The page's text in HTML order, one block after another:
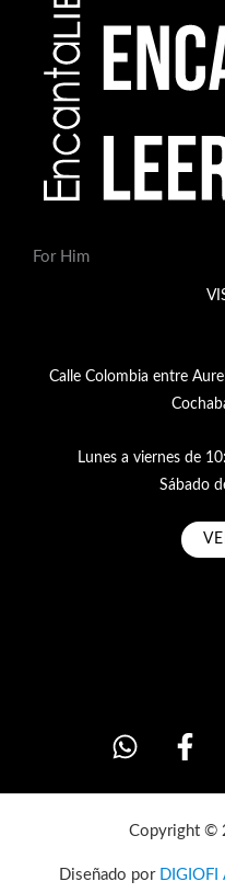
For Him
Calle Colombia entre
Lunes a viernes de
Sábado
Copyright ©
Diseñado por DIGIOFI